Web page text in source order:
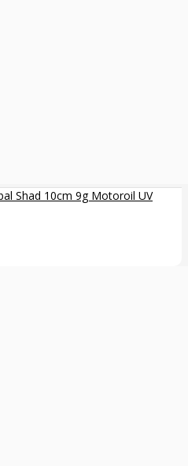
Shad 10cm 9g Motoroil UV